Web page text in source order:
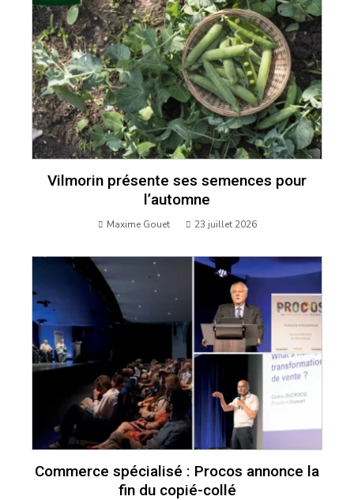
Vilmorin présente ses semences pour
l’automne
Maxime Gouet 23 juillet 2026
Commerce spécialisé : Procos annonce la
fin du copié-collé